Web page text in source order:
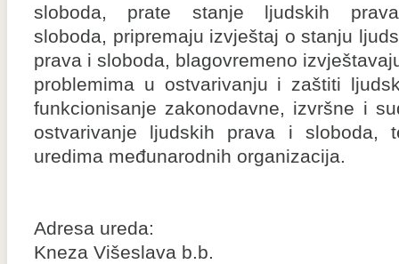
sloboda, prate stanje ljudskih
sloboda, pripremaju izvještaj o stanju
prava i sloboda, blagovremeno
problemima u ostvarivanju i zaštiti
funkcionisanje zakonodavne, izvršne i
ostvarivanje ljudskih prava i sloboda,
uredima međunarodnih organizacija.
Adresa ureda:
Kneza Višeslava b.b.